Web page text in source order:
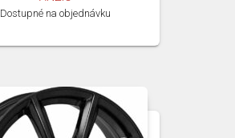
Dostupné na objednávku